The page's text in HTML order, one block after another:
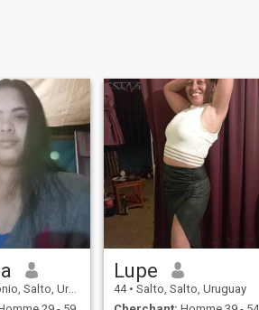
Salto, Uruguay
Lupe
44 • Salto, Salto, Uruguay